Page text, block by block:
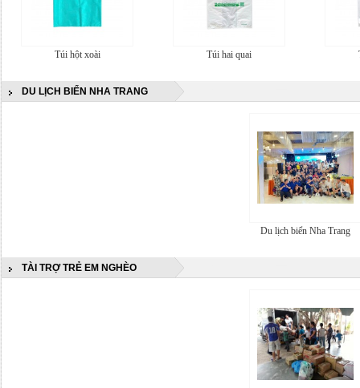
Túi hột xoài Túi hai quai
DU LỊCH BIỂN NHA TRANG
Du lịch biển Nha Trang
TÀI TRỢ TRẺ EM NGHÈO